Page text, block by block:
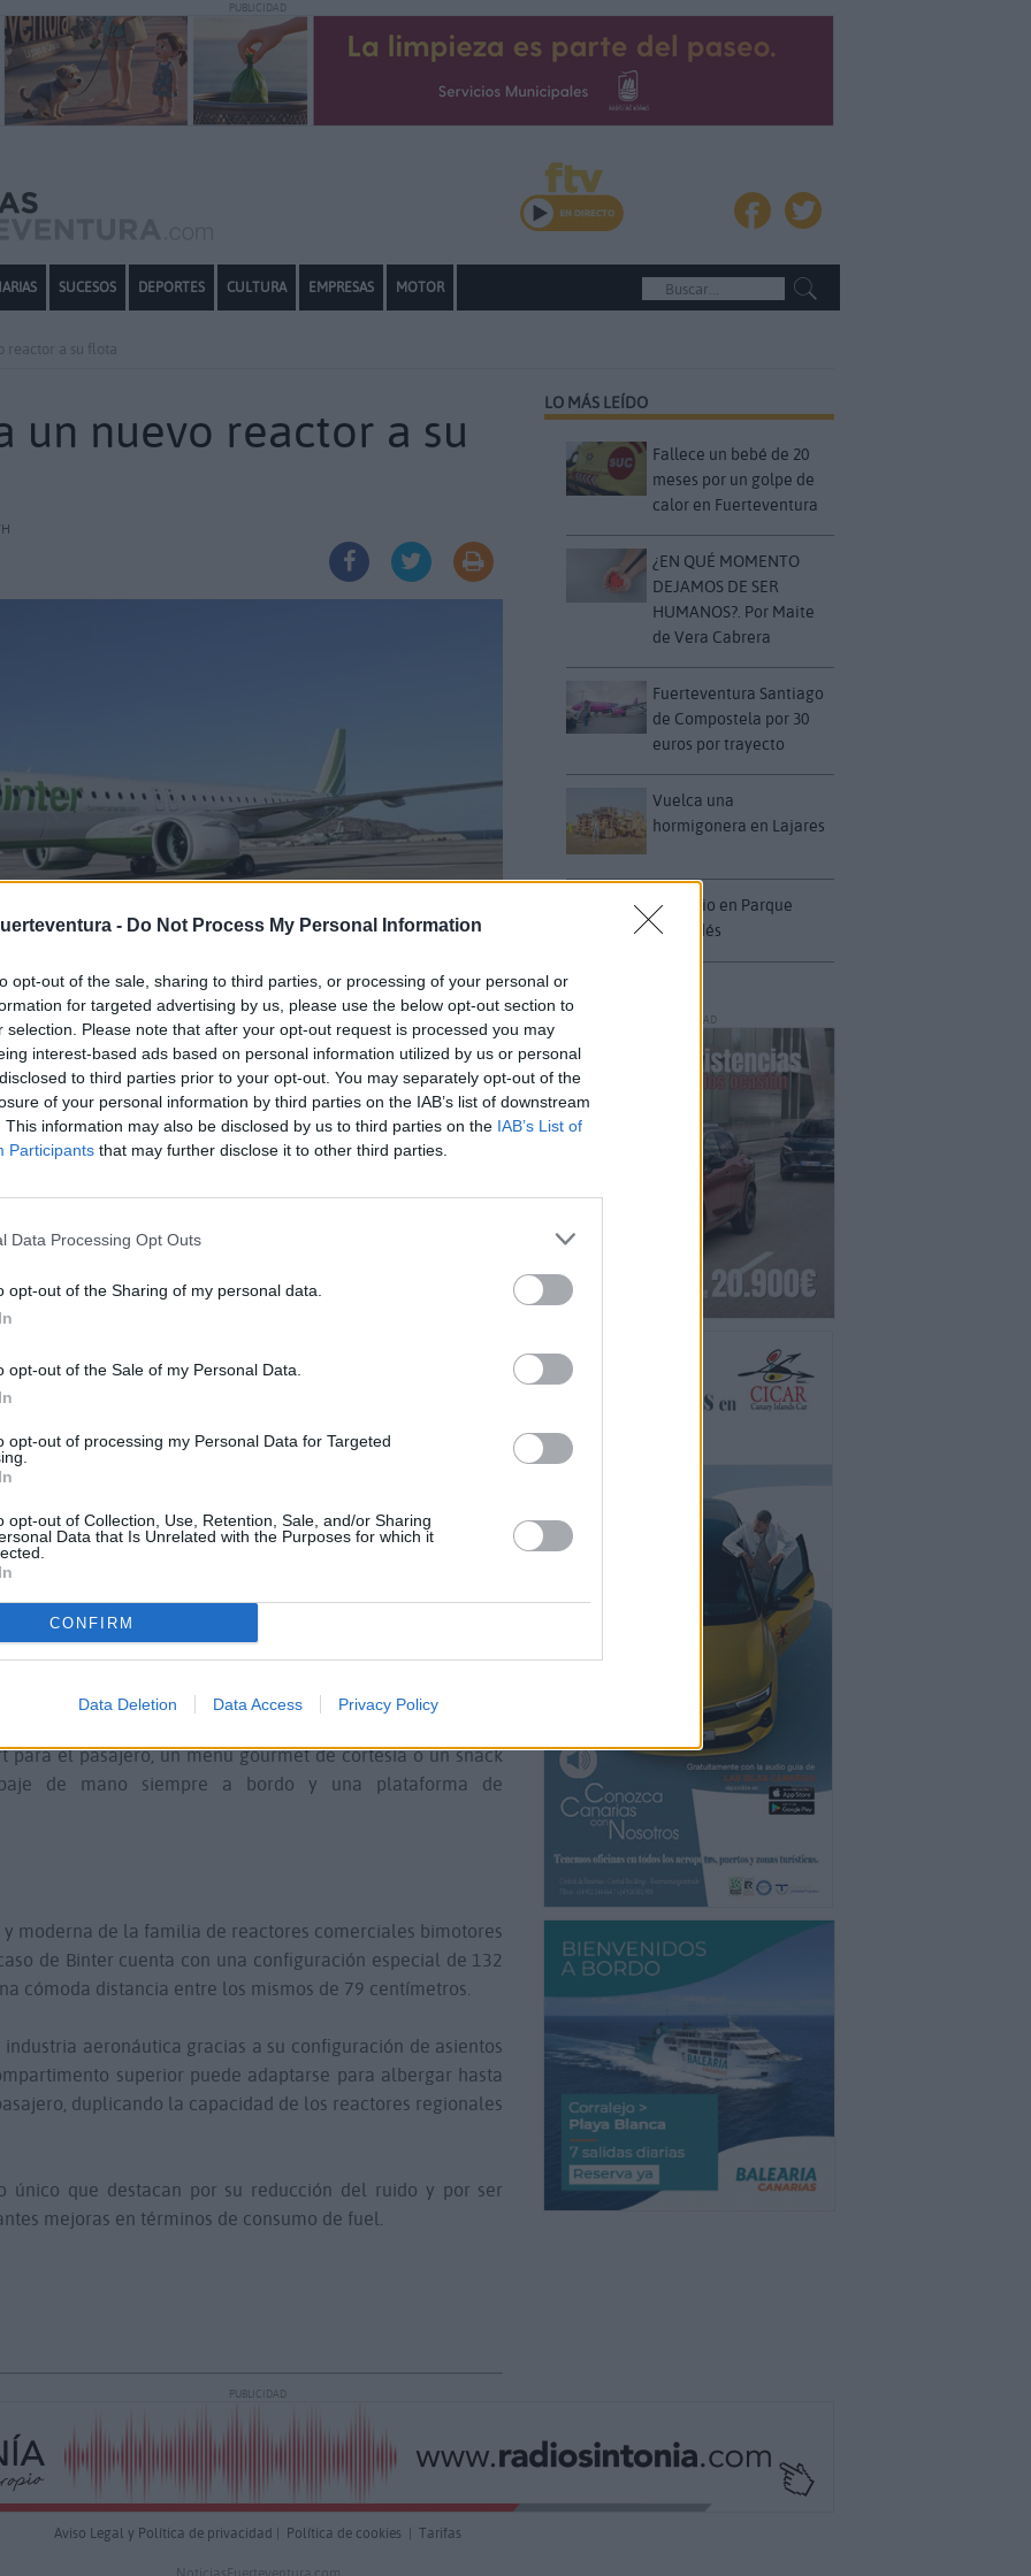
- Do Not Process My Personal Information
opt-out of the sale, sharing to third parties, or processing of your personal or
for targeted advertising by us, please use the below opt-out section to
selection. Please note that after your opt-out request is processed you may
interest-based ads based on personal information utilized by us or personal
to third parties prior to your opt-out. You may separately opt-out of the
of your personal information by third parties on the IAB’s list of downstream
This information may also be disclosed by us to third parties on the IAB’s List of
Participants that may further disclose it to other third parties.
Data Processing Opt Outs
opt-out of the Sharing of my personal data.
opt-out of the Sale of my Personal Data.
opt-out of processing my Personal Data for Targeted
opt-out of Collection, Use, Retention, Sale, and/or Sharing
Data that Is Unrelated with the Purposes for which it
CONFIRM
Data Deletion Data Access Privacy Policy
PUBLICIDAD
SUCESOS DEPORTES CULTURA EMPRESAS MOTOR
reactor a su flota
un nuevo reactor a su
Embraer de la aerolínea canaria, que sumados a
aparatos
Embraer E195-E2 que volará en las rutas nacionales, e
canaria. Esta aeronave, que completa la recepción
16 aparatos de este modelo, lleva el nombre de
nacionales, al que empezó a volar en 2019, dentro de su
del Archipiélago.
total de Binter alcanza la cifra de 42 aeronaves, de las
en el mes de febrero, la aerolínea anunció un acuerdo con
de cuatro nuevas aeronaves del modelo 72-600.
compra para otras cinco unidades.
sido una constante desde que la compañía fue adquirida
Desde entonces, la aerolínea ha ido sumando aeronaves
operaciones.
del 'modo canario' que es seña de identidad de la
para el pasajero, un menú gourmet de cortesía o un snack
de mano siempre a bordo y una plataforma de
y moderna de la familia de reactores comerciales bimotores
de Binter cuenta con una configuración especial de 132
cómoda distancia entre los mismos de 79 centímetros.
aeronáutica gracias a su configuración de asientos
superior puede adaptarse para albergar hasta
duplicando la capacidad de los reactores regionales
único que destacan por su reducción del ruido y por ser
mejoras en términos de consumo de fuel.
LO MÁS LEÍDO
Fallece un bebé de 20
meses por un golpe de
calor en Fuerteventura
¿EN QUÉ MOMENTO
DEJAMOS DE SER
HUMANOS?. Por Maite
de Vera Cabrera
Fuerteventura Santiago
de Compostela por 30
euros por trayecto
Vuelca una
hormigonera en Lajares
Incendio en Parque
Holandés
PUBLICIDAD
PUBLICIDAD
Aviso Legal y Política de privacidad | Política de cookies | Tarifas